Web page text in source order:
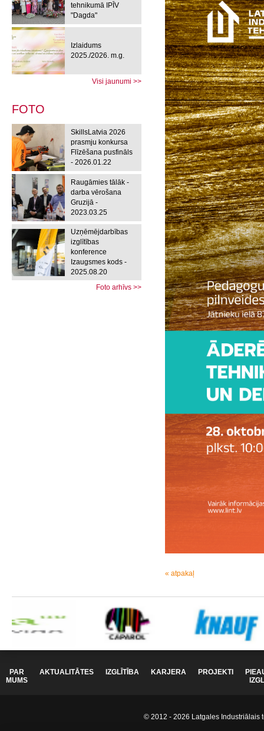
tehnikumā IPĪV
"Dagda"
Izlaidums
2025./2026. m.g.
Visi jaunumi >>
FOTO
SkillsLatvia 2026
prasmju konkursa
Flīzēšana pusfināls
- 2026.01.22
Raugāmies tālāk -
darba vērošana
Gruzijā -
2023.03.25
Uzņēmējdarbības
izglītības
konference
Izaugsmes kods -
2025.08.20
Foto arhīvs >>
« atpakaļ
PAR
MUMS
AKTUALITĀTES IZGLĪTĪBA KARJERA PROJEKTI
© 2012 - 2026 Latgales Industriālais